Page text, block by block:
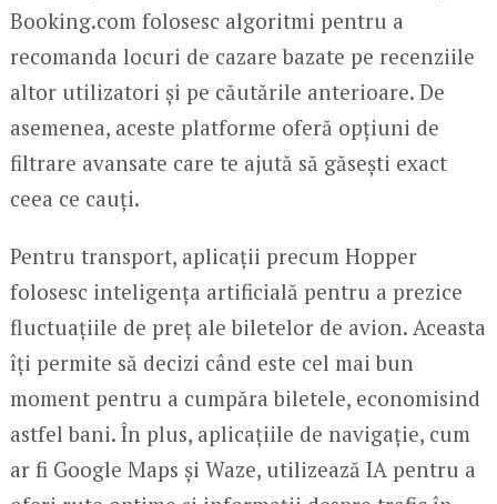
Booking.com folosesc algoritmi pentru a
recomanda locuri de cazare bazate pe recenziile
altor utilizatori și pe căutările anterioare. De
asemenea, aceste platforme oferă opțiuni de
filtrare avansate care te ajută să găsești exact
ceea ce cauți.
Pentru transport, aplicații precum Hopper
folosesc inteligența artificială pentru a prezice
fluctuațiile de preț ale biletelor de avion. Aceasta
îți permite să decizi când este cel mai bun
moment pentru a cumpăra biletele, economisind
astfel bani. În plus, aplicațiile de navigație, cum
ar fi Google Maps și Waze, utilizează IA pentru a